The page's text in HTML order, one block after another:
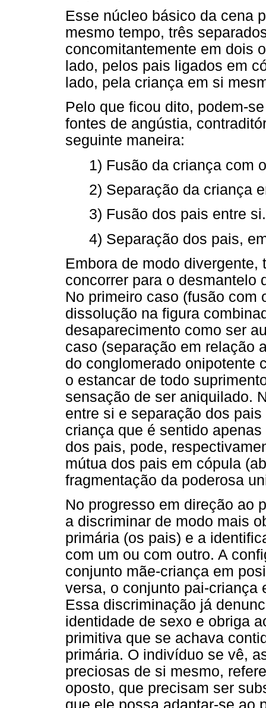
Esse núcleo básico da cena
mesmo tempo, três
concomitantemente em dois
lado, pelos pais ligados em
lado, pela criança em si
Pelo que ficou dito, podem-
fontes de angústia,
seguinte maneira:
1) Fusão da criança com
2) Separação da criança
3) Fusão dos pais entre si.
4) Separação dos pais,
Embora de modo
concorrer para o desmantelo
No primeiro caso (fusão com
dissolução na figura
desaparecimento como ser
caso (separação em relação
do conglomerado onipotente
o estancar de todo
sensação de ser aniquilado.
entre si e separação dos
criança que é sentido
dos pais, pode,
mútua dos pais em cópula
fragmentação da poderosa
No progresso em direção ao
a discriminar de modo mais
primária (os pais) e a
com um ou com outro. A
conjunto mãe-criança em
versa, o conjunto pai-criança
Essa discriminação já
identidade de sexo e obriga
primitiva que se achava
primária. O indivíduo se vê,
preciosas de si mesmo,
oposto, que precisam ser